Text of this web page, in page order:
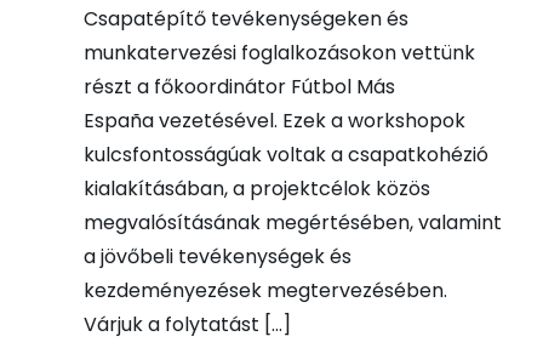
Csapatépítő tevékenységeken és
munkatervezési foglalkozásokon vettünk
részt a főkoordinátor Fútbol Más
España vezetésével. Ezek a workshopok
kulcsfontosságúak voltak a csapatkohézió
kialakításában, a projektcélok közös
megvalósításának megértésében, valamint
a jövőbeli tevékenységek és
kezdeményezések megtervezésében.
Várjuk a folytatást […]